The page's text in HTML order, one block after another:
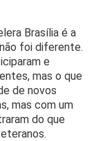
Brasília é a
foi diferente.
e
mas o que
de novos
mas com um
do que